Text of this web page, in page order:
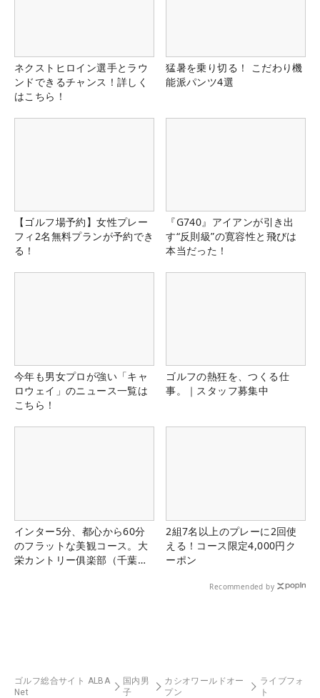
ネクストヒロイン選手とラウ
ンドできるチャンス！詳しく
はこちら！
猛暑を乗り切る！ こだわり機
能派パンツ4選
【ゴルフ場予約】女性プレー
フィ2名無料プランが予約でき
る！
『G740』アイアンが引き出
す“反則級”の寛容性と飛びは
本当だった！
今年も男女プロが強い「キャ
ロウェイ」のニュース一覧は
こちら！
ゴルフの熱狂を、つくる仕
事。｜スタッフ募集中
インター5分、都心から60分
のフラットな美観コース。大
栄カントリー俱楽部（千葉
2組7名以上のプレーに2回使
える！コース限定4,000円ク
ーポン
Recommended by
ゴルフ総合サイト ALBA
Net
国内男
子
カシオワールドオー
プン
ライブフォ
ト